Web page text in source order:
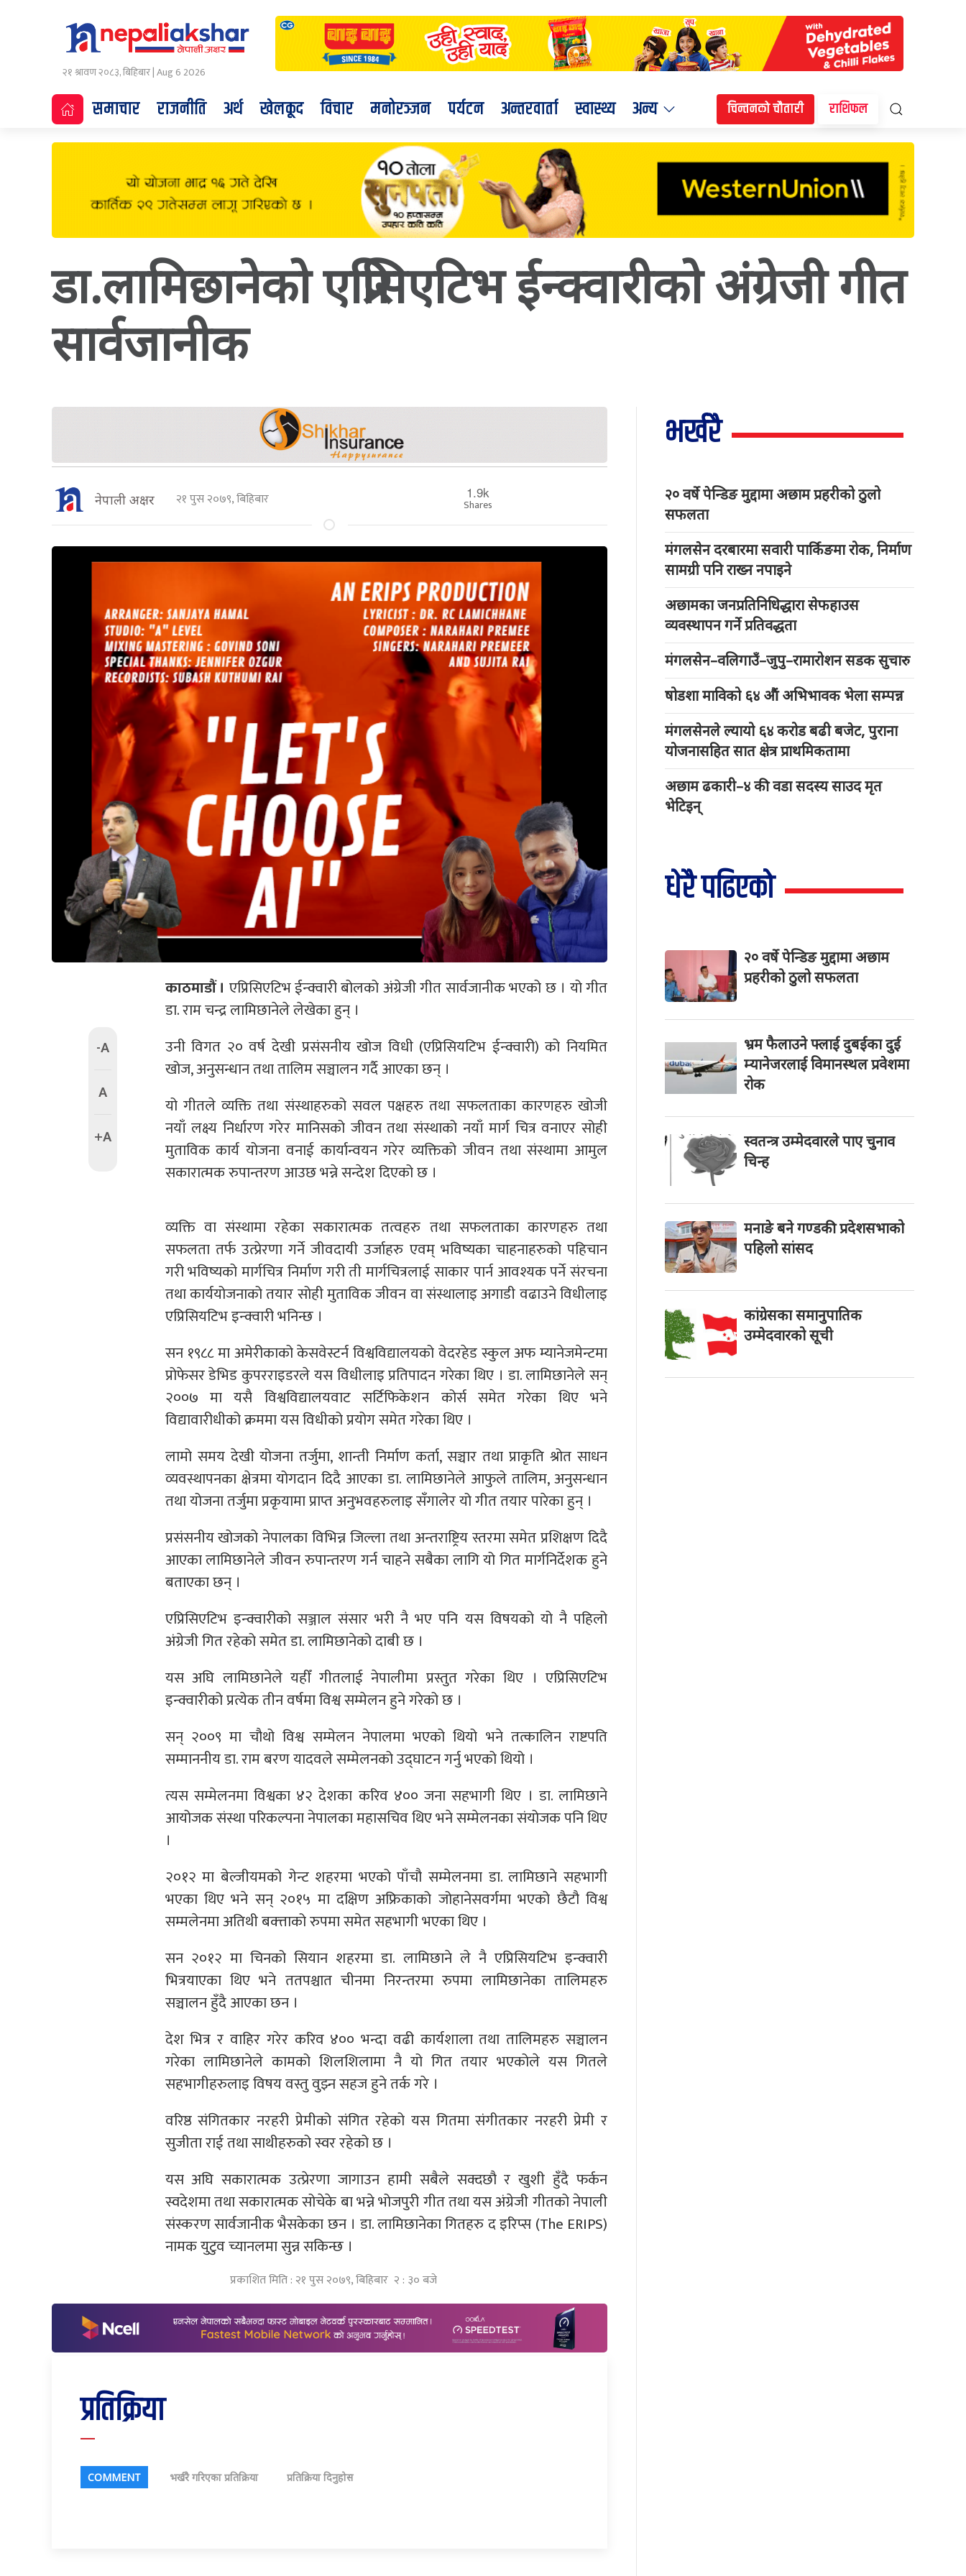
२१ श्रावण २०८३, बिहिबार | Aug 6 2026
समाचार राजनीति अर्थ खेलकूद विचार मनोरञ्जन पर्यटन अन्तरवार्ता स्वास्थ्य अन्य चिन्तनको चौतारी राशिफल
डा.लामिछानेको एप्रिसिएटिभ ईन्क्वारीको अंग्रेजी गीत
सार्वजानीक
नेपाली अक्षर २१ पुस २०७९, बिहिबार 1.9k
Shares
-A
A
+A
काठमाडौं । एप्रिसिएटिभ ईन्क्वारी बोलको अंग्रेजी गीत सार्वजानीक भएको छ । यो गीत
डा. राम चन्द्र लामिछानेले लेखेका हुन् ।
उनी विगत २० वर्ष देखी प्रसंसनीय खोज विधी (एप्रिसियटिभ ईन्क्वारी) को नियमित
खोज, अनुसन्धान तथा तालिम सञ्चालन गर्दै आएका छन् ।
यो गीतले व्यक्ति तथा संस्थाहरुको सवल पक्षहरु तथा सफलताका कारणहरु खोजी
नयाँ लक्ष्य निर्धारण गरेर मानिसको जीवन तथा संस्थाको नयाँ मार्ग चित्र वनाएर सोही
मुताविक कार्य योजना वनाई कार्यान्वयन गरेर व्यक्तिको जीवन तथा संस्थामा आमुल
सकारात्मक रुपान्तरण आउछ भन्ने सन्देश दिएको छ ।
व्यक्ति वा संस्थामा रहेका सकारात्मक तत्वहरु तथा सफलताका कारणहरु तथा
सफलता तर्फ उत्प्रेरणा गर्ने जीवदायी उर्जाहरु एवम् भविष्यका चाहनाहरुको पहिचान
गरी भविष्यको मार्गचित्र निर्माण गरी ती मार्गचित्रलाई साकार पार्न आवश्यक पर्ने संरचना
तथा कार्ययोजनाको तयार सोही मुताविक जीवन वा संस्थालाइ अगाडी वढाउने विधीलाइ
एप्रिसियटिभ इन्क्वारी भनिन्छ ।
सन १९८८ मा अमेरीकाको केसवेस्टर्न विश्वविद्यालयको वेदरहेड स्कुल अफ म्यानेजमेन्टमा
प्रोफेसर डेभिड कुपरराइडरले यस विधीलाइ प्रतिपादन गरेका थिए । डा. लामिछानेले सन्
२००७ मा यसै विश्वविद्यालयवाट सर्टिफिकेशन कोर्स समेत गरेका थिए भने
विद्यावारीधीको क्रममा यस विधीको प्रयोग समेत गरेका थिए ।
लामो समय देखी योजना तर्जुमा, शान्ती निर्माण कर्ता, सञ्चार तथा प्राकृति श्रोत साधन
व्यवस्थापनका क्षेत्रमा योगदान दिदै आएका डा. लामिछानेले आफुले तालिम, अनुसन्धान
तथा योजना तर्जुमा प्रकृयामा प्राप्त अनुभवहरुलाइ सँगालेर यो गीत तयार पारेका हुन् ।
प्रसंसनीय खोजको नेपालका विभिन्न जिल्ला तथा अन्तराष्ट्रिय स्तरमा समेत प्रशिक्षण दिदै
आएका लामिछानेले जीवन रुपान्तरण गर्न चाहने सबैका लागि यो गित मार्गनिर्देशक हुने
बताएका छन् ।
एप्रिसिएटिभ इन्क्वारीको सञ्जाल संसार भरी नै भए पनि यस विषयको यो नै पहिलो
अंग्रेजी गित रहेको समेत डा. लामिछानेको दाबी छ ।
यस अघि लामिछानेले यहीँ गीतलाई नेपालीमा प्रस्तुत गरेका थिए । एप्रिसिएटिभ
इन्क्वारीको प्रत्येक तीन वर्षमा विश्व सम्मेलन हुने गरेको छ ।
सन् २००९ मा चौथो विश्व सम्मेलन नेपालमा भएको थियो भने तत्कालिन राष्टपति
सम्माननीय डा. राम बरण यादवले सम्मेलनको उद्घाटन गर्नु भएको थियो ।
त्यस सम्मेलनमा विश्वका ४२ देशका करिव ४०० जना सहभागी थिए । डा. लामिछाने
आयोजक संस्था परिकल्पना नेपालका महासचिव थिए भने सम्मेलनका संयोजक पनि थिए
।
२०१२ मा बेल्जीयमको गेन्ट शहरमा भएको पाँचौ सम्मेलनमा डा. लामिछाने सहभागी
भएका थिए भने सन् २०१५ मा दक्षिण अफ्रिकाको जोहानेसवर्गमा भएको छैटौ विश्व
सम्मलेनमा अतिथी बक्त्ताको रुपमा समेत सहभागी भएका थिए ।
सन २०१२ मा चिनको सियान शहरमा डा. लामिछाने ले नै एप्रिसियटिभ इन्क्वारी
भित्रयाएका थिए भने ततपश्चात चीनमा निरन्तरमा रुपमा लामिछानेका तालिमहरु
सञ्चालन हुँदै आएका छन ।
देश भित्र र वाहिर गरेर करिव ४०० भन्दा वढी कार्यशाला तथा तालिमहरु सञ्चालन
गरेका लामिछानेले कामको शिलशिलामा नै यो गित तयार भएकोले यस गितले
सहभागीहरुलाइ विषय वस्तु वुझ्न सहज हुने तर्क गरे ।
वरिष्ठ संगितकार नरहरी प्रेमीको संगित रहेको यस गितमा संगीतकार नरहरी प्रेमी र
सुजीता राई तथा साथीहरुको स्वर रहेको छ ।
यस अघि सकारात्मक उत्प्रेरणा जागाउन हामी सबैले सक्दछौ र खुशी हुँदै फर्कन
स्वदेशमा तथा सकारात्मक सोचेके बा भन्ने भोजपुरी गीत तथा यस अंग्रेजी गीतको नेपाली
संस्करण सार्वजानीक भैसकेका छन । डा. लामिछानेका गितहरु द इरिप्स (The ERIPS)
नामक युटुव च्यानलमा सुन्न सकिन्छ ।
प्रकाशित मिति : २१ पुस २०७९, बिहिबार २ : ३० बजे
प्रतिक्रिया
COMMENT भर्खरै गरिएका प्रतिक्रिया प्रतिक्रिया दिनुहोस
भर्खरै
२० वर्षे पेन्डिङ मुद्दामा अछाम प्रहरीको ठुलो
सफलता
मंगलसेन दरबारमा सवारी पार्किङमा रोक, निर्माण
सामग्री पनि राख्न नपाइने
अछामका जनप्रतिनिधिद्धारा सेफहाउस
व्यवस्थापन गर्ने प्रतिवद्धता
मंगलसेन–वलिगाउँ–जुपु–रामारोशन सडक सुचारु
षोडशा माविको ६४ औं अभिभावक भेला सम्पन्न
मंगलसेनले ल्यायो ६४ करोड बढी बजेट, पुराना
योजनासहित सात क्षेत्र प्राथमिकतामा
अछाम ढकारी–४ की वडा सदस्य साउद मृत
भेटिइन्
धेरै पढिएको
२० वर्षे पेन्डिङ मुद्दामा अछाम
प्रहरीको ठुलो सफलता
भ्रम फैलाउने फ्लाई दुबईका दुई
म्यानेजरलाई विमानस्थल प्रवेशमा
रोक
स्वतन्त्र उम्मेदवारले पाए चुनाव
चिन्ह
मनाङे बने गण्डकी प्रदेशसभाको
पहिलो सांसद
कांग्रेसका समानुपातिक
उम्मेदवारको सूची